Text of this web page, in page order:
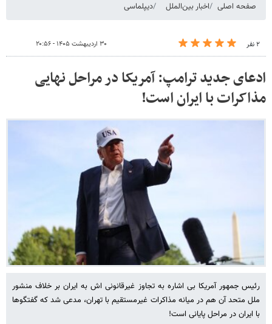
صفحه اصلی اخبار بین‌الملل دیپلماسی
۲ نفر ۳۰ اردیبهشت ۱۴۰۵ - ۲۰:۵۶
ادعای جدید ترامپ: آمریکا در مراحل نهایی
مذاکرات با ایران است!
رئیس جمهور آمریکا بی اشاره به تجاوز غیرقانونی اش به ایران بر خلاف منشور
ملل متحد آن هم در میانه مذاکرات غیرمستقیم با تهران، مدعی شد که گفتگوها
با ایران در مراحل پایانی است!